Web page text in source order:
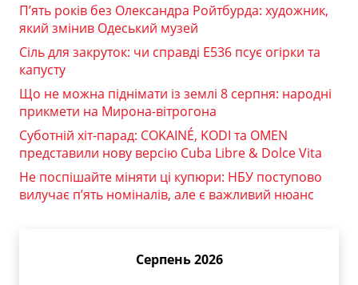
П’ять років без Олександра Ройтбурда: художник,
який змінив Одеський музей
Сіль для закруток: чи справді Е536 псує огірки та
капусту
Що не можна піднімати із землі 8 серпня: народні
прикмети на Мирона-вітрогона
Суботній хіт-парад: COKAINÉ, KODI та OMEN
представили нову версію Cuba Libre & Dolce Vita
Не поспішайте міняти ці купюри: НБУ поступово
вилучає п’ять номіналів, але є важливий нюанс
Серпень 2026